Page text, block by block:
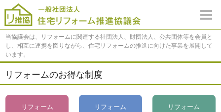
当協議会は、リフォームに関連する社団法人、財団法人、公共団体等を会員と
し、相互に連携を図りながら、住宅リフォームの推進に向けた事業を展開して
います。
リフォームのお得な制度
リフォーム リフォーム リフォーム